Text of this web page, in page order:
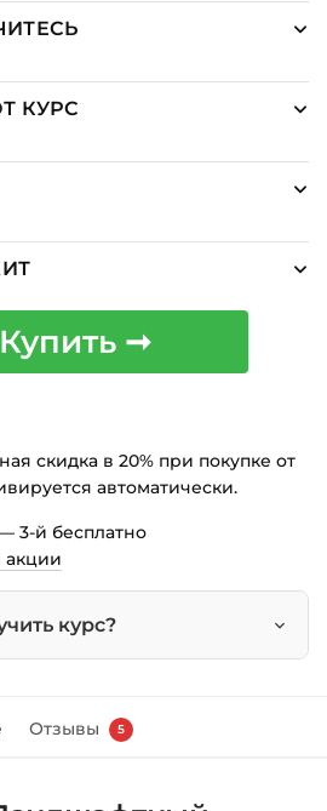
КУРС
Купить ➞
скидка в 20% при покупке от
автоматически.
3-й бесплатно
акции
курс?
корзина — нажмите
Отзывы 5